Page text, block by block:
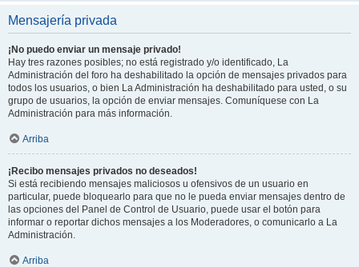
Mensajería privada
¡No puedo enviar un mensaje privado!
Hay tres razones posibles; no está registrado y/o identificado, La
Administración del foro ha deshabilitado la opción de mensajes privados para
todos los usuarios, o bien La Administración ha deshabilitado para usted, o su
grupo de usuarios, la opción de enviar mensajes. Comuníquese con La
Administración para más información.
Arriba
¡Recibo mensajes privados no deseados!
Si está recibiendo mensajes maliciosos u ofensivos de un usuario en
particular, puede bloquearlo para que no le pueda enviar mensajes dentro de
las opciones del Panel de Control de Usuario, puede usar el botón para
informar o reportar dichos mensajes a los Moderadores, o comunicarlo a La
Administración.
Arriba